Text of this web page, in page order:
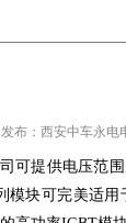
发布：西安中车永电
提供电压范围
模块可完美适